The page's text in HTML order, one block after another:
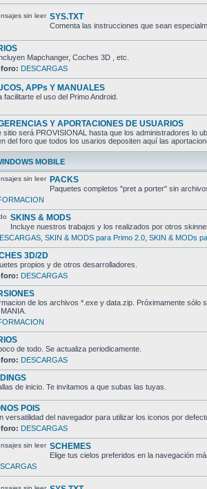
SYS.TXT
Comenta las instrucciones que sean
Mapchanger, Coches 3D , etc.
DESCARGAS
APPs Y MANUALES
facilitarte el uso del Primo Android.
Y APORTACIONES DE USUARIOS
sitio será PROVISIONAL hasta que los administradores lo
del foro que todos los usarios depositen aquí las
MOBILE
PACKS
Paquetes completos "pret a porter" sin
SKINS & MODS
Incluye nuestros trabajos y los realizados por otros
SKIN & MODS para Primo 2.0 SKIN & MODs
3D/2D
propios y de otros desarrolladores.
DESCARGAS
de los archivos *.exe y data.zip. Próximamente sólo
de todo. Se actualiza periodicamente.
DESCARGAS
de inicio. Te invitamos a que subas las tuyas.
POIS
versatilidad del navegador para utilizar los iconos por
DESCARGAS
SCHEMES
Elige tus cielos preferidos en la navegación